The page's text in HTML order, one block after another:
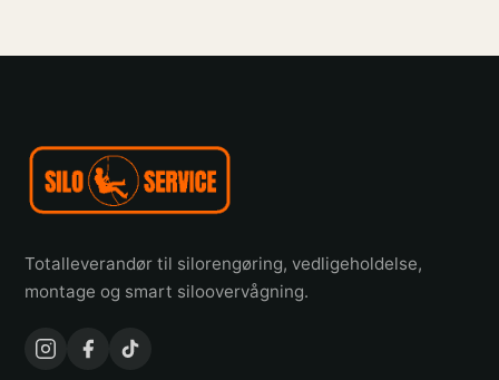
Totalleverandør til silorengøring, vedligeholdelse,
montage og smart siloovervågning.